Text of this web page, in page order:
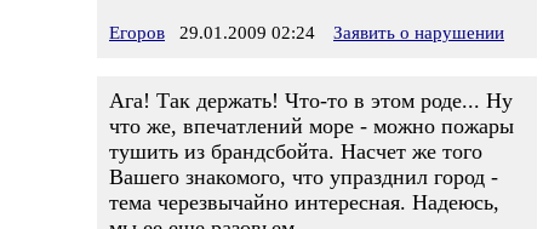
Егоров 29.01.2009 02:24 Заявить о нарушении
Ага! Так держать! Что-то в этом роде... Ну
что же, впечатлений море - можно пожары
тушить из брандсбойта. Насчет же того
Вашего знакомого, что упразднил город -
тема черезвычайно интересная. Надеюсь,